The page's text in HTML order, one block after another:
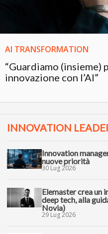
AI TRANSFORMATION
“Guardiamo (insieme)
innovazione con l’AI”
INNOVATION
Innovation
nuove priorità
30 Lug 2026
Elemaster crea un
deep tech, alla
Novia)
29 Lug 2026